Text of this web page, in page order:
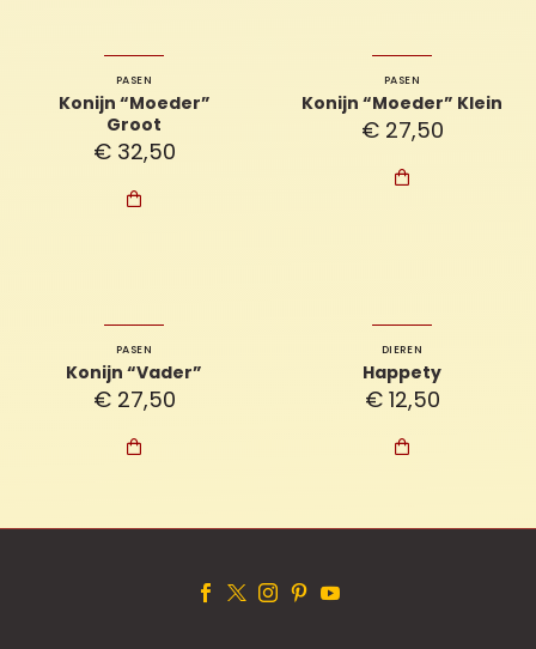
PASEN
Konijn “Moeder”
Groot
€32,50

PASEN
Konijn “Moeder” Klein
€27,50

PASEN
Konijn “Vader”
€27,50

DIEREN
Happety
€12,50
